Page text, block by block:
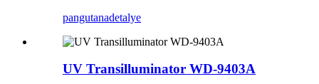
pangutanadetalye
UV Transilluminator WD-9403A